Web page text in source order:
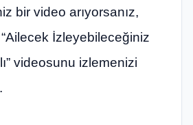
bir video arıyorsanız,
İzleyebileceğiniz
videosunu izlemenizi